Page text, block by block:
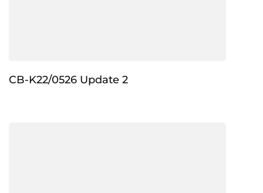
CB-K22/0526 Update 2